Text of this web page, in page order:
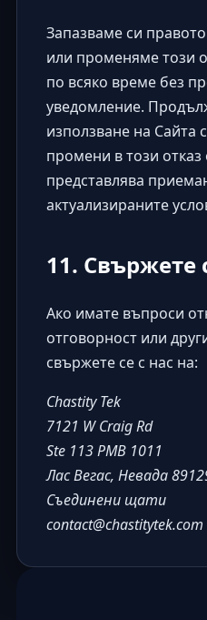
Запазваме си
или променяме този
по всяко време без
уведомление.
използване на Сайта
промени в този отказ
представлява
актуализираните
11. Свържете
Ако имате въпроси
отговорност или
свържете се с нас на:
Chastity Tek
7121 W Craig Rd
Ste 113 PMB 1011
Лас Вегас, Невада
Съединени щати
contact@chastitytek.com